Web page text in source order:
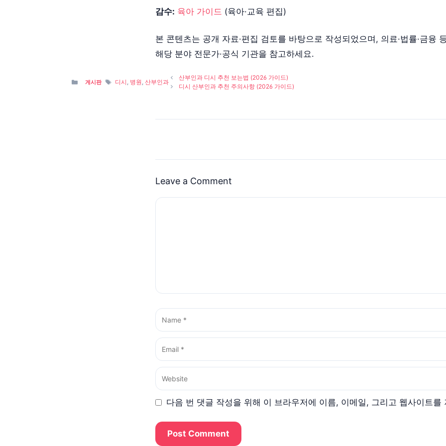
감수: 육아 가이드 (육아·교육 편집)
본 콘텐츠는 공개 자료·편집 검토를 바탕으로 작성되었으며, 의료·법률·금융
해당 분야 전문가·공식 기관을 참고하세요.
Categories
게시판 Tags
디시 , 병원,산부인과
산부인과 디시 추천 보는법 (2026 가이드)
디시 산부인과 추천 주의사항 (2026 가이드)
Leave a Comment
Comment
Name
Email
Website
다음 번 댓글 작성을 위해 이 브라우저에 이름, 이메일, 그리고 웹사이트를